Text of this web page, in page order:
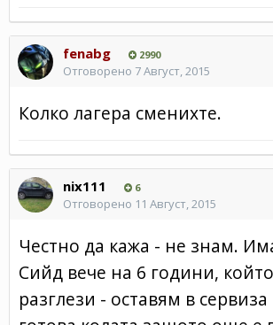
fenabg 2990
Отговорено 7 Август, 2015
Колко лагера сменихте.
nix111 6
Отговорено 11 Август, 2015
Честно да кажа - не знам.
Сийд вече на 6 години,
разглези - оставям в